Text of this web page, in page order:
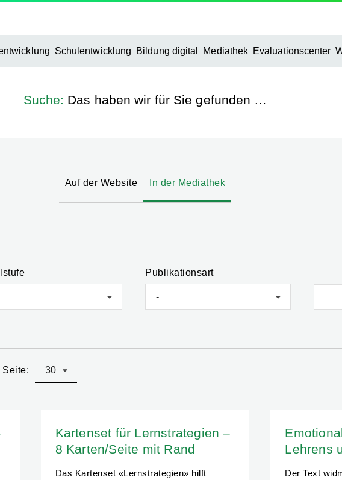
Schulentwicklung Bildung digital Mediathek Evaluationscenter
Suche: Das haben wir für Sie gefunden …
Auf der Website In der Mediathek
Publikationsart
-
Seite: 30
Kartenset für Lernstrategien –
8 Karten/Seite mit Rand
Das Kartenset «Lernstrategien» hilft
Lehrens
Der Text